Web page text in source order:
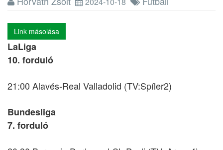
Link másolása
LaLiga
10. forduló
21:00 Alavés-Real Valladolid (TV:Spíler2)
Bundesliga
7. forduló